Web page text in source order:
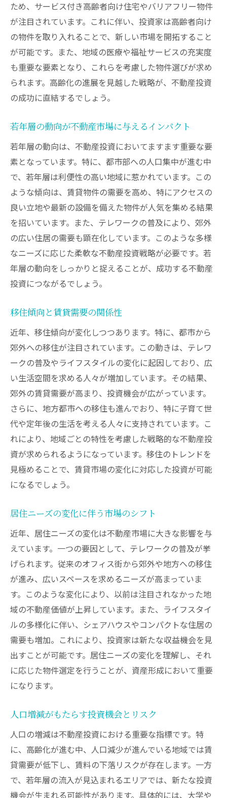
ため、サービス付き高齢者向け住宅やバリアフリー物件
が注目されています。これに伴い、投資家は高齢者向け
の物件を取り入れることで、新しい市場を開拓すること
が可能です。また、地域の医療や福祉サービスの充実度
も重要な要素となり、これらを考慮した物件選びが求め
られます。高齢化の進展を見越した戦略が、不動産投資
の成功に直結するでしょう。
若年層の動向が不動産市場に与えるインパクト
若年層の動向は、不動産投資においてますます重要な要
素となっています。特に、都市部への人口集中が進む中
で、若年層は利便性の高い地域に惹かれています。この
ような傾向は、賃貸物件の需要を高め、特にアクセスの
良い立地や最新の設備を備えた物件が人気を集める結果
を招いています。また、テレワークの普及により、郊外
の広い住居の需要も顕在化しています。このような多様
なニーズに応じた柔軟な不動産投資戦略が必要です。若
年層の動向をしっかりと捉えることが、成功する不動産
投資につながるでしょう。
移住傾向と賃貸需要の関係性
近年、移住傾向が変化しつつあります。特に、都市から
郊外への移住が注目されています。この動きは、テレワ
ークの普及やライフスタイルの変化に起因しており、広
い生活空間を求める人々が増加しています。その結果、
郊外の賃貸需要が高まり、投資機会が広がっています。
さらに、地方都市への移住も進んでおり、特に子育て世
代や定年後の生活を考える人々に支持されています。こ
れにより、地域ごとの特性を考慮した戦略的な不動産投
資が求められるようになっています。移住のトレンドを
見極めることで、賃貸市場の変化に対応した投資が可能
になるでしょう。
居住ニーズの変化に伴う市場のシフト
近年、居住ニーズの変化は不動産市場に大きな影響を与
えています。一つの要因として、テレワークの普及が挙
げられます。従来のオフィス街から郊外や地方への移住
が進み、広いスペースを求めるニーズが高まっていま
す。このような変化により、以前は注目されなかった地
域の不動産価値が上昇しています。また、ライフスタイ
ルの多様化に伴い、シェアハウスやコンパクトな住居の
需要も増加。これにより、投資家は新たな収益機会を見
出すことが可能です。居住ニーズの変化を理解し、それ
に応じた物件選定を行うことが、資産形成において重要
になります。
人口増減がもたらす投資機会とリスク
人口の増減は不動産投資における重要な指標です。特
に、高齢化が進む中、人口減少が進んでいる地域では賃
貸需要が低下し、賃料の下落リスクが存在します。一方
で、若年層の流入が見込まれるエリアでは、新たな投資
機会が生まれる可能性があります。具体的には、大学や